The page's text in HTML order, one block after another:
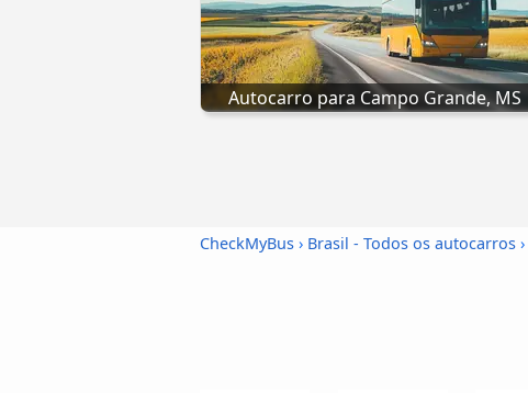
Autocarro para Campo Grande, MS
CheckMyBus › Brasil - Todos os autocarros